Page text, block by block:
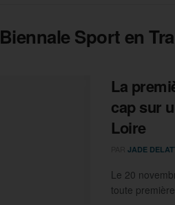
Biennale Sport en
La
cap sur
Loire
JADE
Le 20
toute